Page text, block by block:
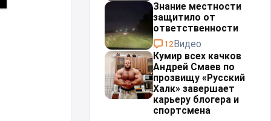
Знание местности
защитило от
ответственности
12Видео
Кумир всех качков
Андрей Смаев по
прозвищу «Русский
Халк» завершает
карьеру блогера и
спортсмена